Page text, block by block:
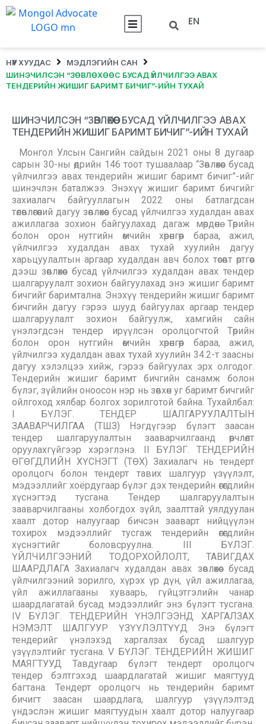
EN
НҮҮР ХУУДАС
МЭДЛЭГИЙН САН
ШИНЭЧИЛСЭН “ЗӨВЛӨХӨӨС БУСАД ҮЙЛЧИЛГЭЭ АВАХ
ТЕНДЕРИЙН ЖИШИГ БАРИМТ БИЧИГ”-ИЙН ТУХАЙ
ШИНЭЧИЛСЭН “ЗӨВЛӨХӨӨС БУСАД ҮЙЛЧИЛГЭЭ АВАХ
ТЕНДЕРИЙН ЖИШИГ БАРИМТ БИЧИГ”-ИЙН ТУХАЙ
Монгол Улсын Сангийн сайдын 2021 оны 8 дугаар
сарын 30-ны өдрийн 146 тоот тушаалаар “Зөвлөхөөс бусад
үйлчилгээ авах тендерийн жишиг баримт бичиг”-ийг
шинэчлэн баталжээ. Энэхүү жишиг баримт бичгийг
захиалагч байгууллагын 2022 оны батлагдсан
төлөвлөгөөний дагуу зөвлөхөөс бусад үйлчилгээ худалдан авах
ажиллагаа зохион байгуулахад дагаж мөрдөнө. Төрийн
болон орон нутгийн өмчийн хөрөнгөөр бараа, ажил,
үйлчилгээ худалдан авах тухай хуулийн дагуу
харьцуулалтын аргаар худалдан авч болох төсөвт өртгөөс
дээш зөвлөхөөс бусад үйлчилгээ худалдан авах тендер
шалгаруулалт зохион байгуулахад энэ жишиг баримт
бичгийг баримтална. Энэхүү тендерийн жишиг баримт
бичгийн дагуу гэрээ шууд байгуулах аргаар тендер
шалгаруулалт зохион байгуулж, хамгийн сайн
үнэлэгдсэн тендер ирүүлсэн оролцогчтой Төрийн
болон орон нутгийн өмчийн хөрөнгөөр бараа, ажил,
үйлчилгээ худалдан авах тухай хуулийн 34.2-т заасны
дагуу хэлэлцээ хийж, гэрээ байгуулах эрх олгодог.
Тендерийн жишиг баримт бичгийн санамж болон
бүлэг, зүйлийн оноосон нэр нь зөвхөн уг баримт бичгийг
ойлгоход хялбар болгох зорилготой байна. Тухайлбал:
I БҮЛЭГ. ТЕНДЕР ШАЛГАРУУЛАЛТЫН
ЗААВАРЧИЛГАА (ТШЗ) Нэгдүгээр бүлэгт заасан
тендер шалгаруулалтын зааварчилгаанд өөрчлөлт
оруулахгүйгээр хэрэглэнэ. II БҮЛЭГ. ТЕНДЕРИЙН
ӨГӨГДЛИЙН ХҮСНЭГТ (ТӨХ) Захиалагч нь тендерт
оролцогч болон тендерт тавих шалгуур үзүүлэлт,
мэдээллийг хоёрдугаар бүлэг дэх тендерийн өгөгдлийн
хүснэгтэд тусгана. Тендер шалгаруулалтын
зааварчилгааны холбогдох зүйл, заалттай уялдуулан
хаалт дотор налуугаар бичсэн зааварт нийцүүлэн
тохирох мэдээллийг тусгаж тендерийн өгөгдлийн
хүснэгтийг боловсруулна. III БҮЛЭГ.
ҮЙЛЧИЛГЭЭНИЙ ТОДОРХОЙЛОЛТ, ТАВИГДАХ
ШААРДЛАГА Захиалагч худалдан авах зөвлөхөөс бусад
үйлчилгээний зорилго, хүрэх үр дүн, үйл ажиллагаа,
үйл ажиллагааны хуваарь, гүйцэтгэлийн чанар
шаардлагатай бусад мэдээллийг энэ бүлэгт тусгана.
IV БҮЛЭГ. ТЕНДЕРИЙН ҮНЭЛГЭЭНД ХАРГАЛЗАХ
НЭМЭЛТ ШАЛГУУР ҮЗҮҮЛЭЛТҮҮД Энэ бүлэгт
тендерийг үнэлэхэд харгалзах бусад шалгуур
үзүүлэлтийг тусгана. V БҮЛЭГ. ТЕНДЕРИЙН ЖИШИГ
МАЯГТУУД Тавдугаар бүлэгт тендерт оролцогч
тендер бэлтгэхэд шаардлагатай жишиг маягтууд
багтана. Тендерт оролцогч нь тендерийн баримт
бичигт заасан шаардлага, шалгуур үзүүлэлтэд
үндэслэн жишиг маягтуудын хаалт дотор налуугаар